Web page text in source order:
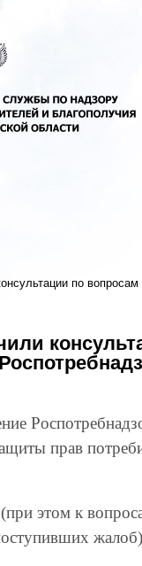
по
прав
этом к